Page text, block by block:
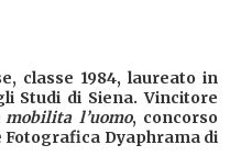
classe 1984, laureato in
Studi di Siena. Vincitore
l’uomo, concorso
Fotografica Dyaphrama di